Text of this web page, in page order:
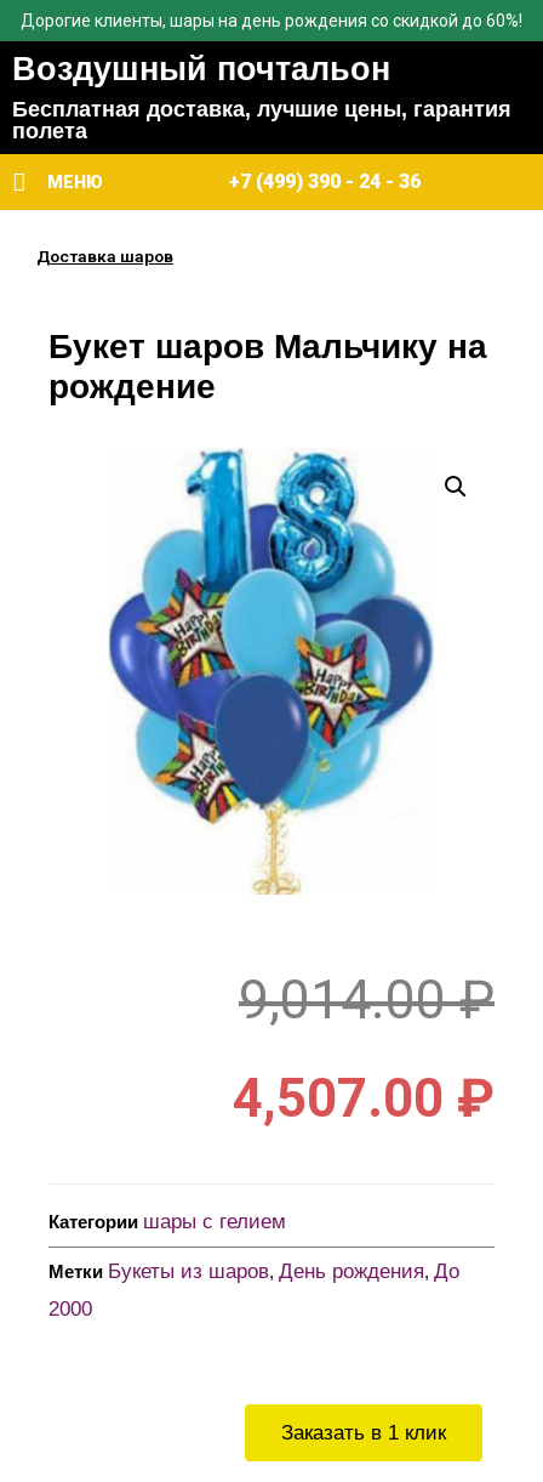
Дорогие клиенты, шары на день рождения со скидкой до 60%!
Воздушный почтальон
Бесплатная доставка, лучшие цены, гарантия
полета
МЕНЮ +7 (499) 390 - 24 - 36
Доставка шаров
Заказать в 1 клик
Букет шаров Мальчику на
рождение
9,014.00₽
4,507.00 ₽
Категории шары с гелием
Метки Букеты из шаров, День рождения, До
2000